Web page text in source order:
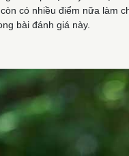
còn có nhiều điểm nữa làm
bài đánh giá này.